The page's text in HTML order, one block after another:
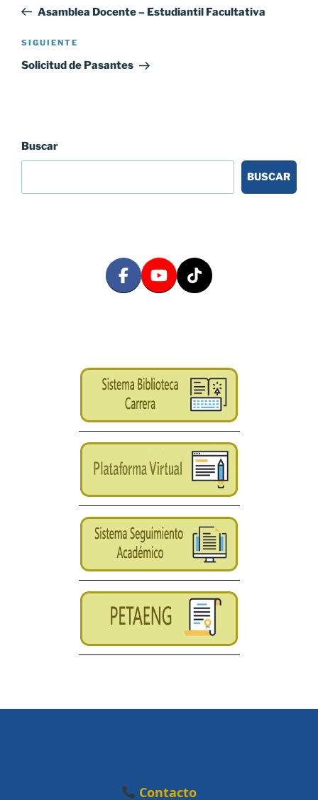
entradas
anterior:
Asamblea Docente – Estudiantil Facultativa
Siguiente
entrada
SIGUIENTE
Solicitud de Pasantes
Buscar
BUSCAR
Contacto